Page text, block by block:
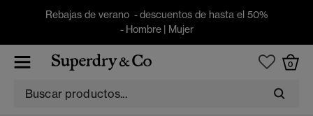
Rebajas de verano - descuentos de hasta el 50%
- Hombre| Mujer
0